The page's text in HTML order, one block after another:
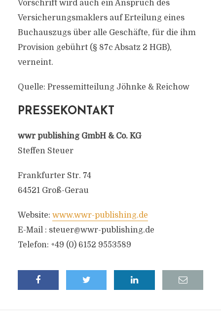
Vorschrift wird auch ein Anspruch des
Versicherungsmaklers auf Erteilung eines
Buchauszugs über alle Geschäfte, für die ihm
Provision gebührt (§ 87c Absatz 2 HGB),
verneint.
Quelle: Pressemitteilung Jöhnke & Reichow
PRESSEKONTAKT
wwr publishing GmbH & Co. KG
Steffen Steuer
Frankfurter Str. 74
64521 Groß-Gerau
Website: www.wwr-publishing.de
E-Mail : steuer@wwr-publishing.de
Telefon: +49 (0) 6152 9553589